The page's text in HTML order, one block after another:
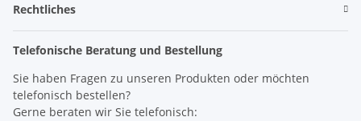
Rechtliches
Telefonische Beratung und Bestellung
Sie haben Fragen zu unseren Produkten oder möchten
telefonisch bestellen?
Gerne beraten wir Sie telefonisch: